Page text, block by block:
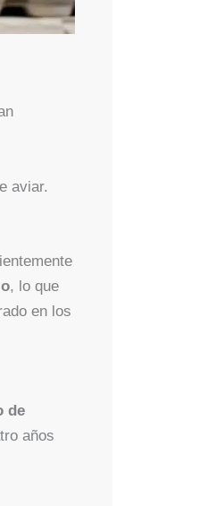
aviar.
, lo que
en los
de
años